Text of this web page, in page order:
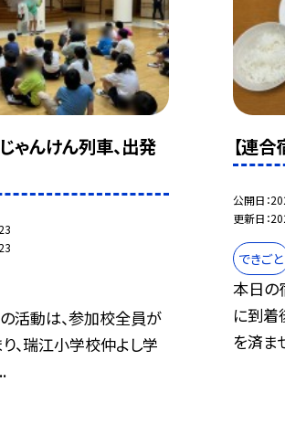
ゃんけん列車、出発
活動は、参加校全員が
、瑞江小学校仲よし学
【連
公開日
更新日
できごと
本日の
に到着
を済ま